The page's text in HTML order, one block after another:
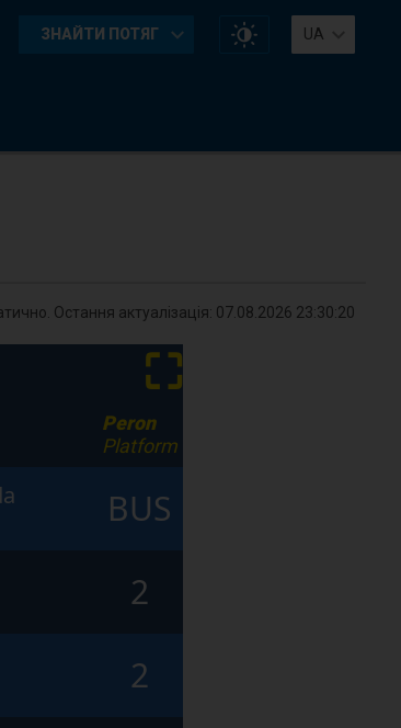
ЗНАЙТИ ПОТЯГ
Змінити
контраст
UA
Остання актуалізація: 07.08.2026 23:30:20
⛶
Peron
Platform
BUS
2
2